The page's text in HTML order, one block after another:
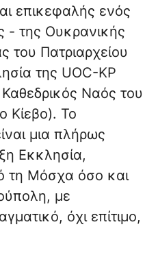
επικεφαλής ενός
- της Ουκρανικής
του Πατριαρχείου
της UOC-KP
Καθεδρικός Ναός του
Κίεβο). Το
μια πλήρως
Εκκλησία,
τη Μόσχα όσο και
με
όχι επίτιμο,